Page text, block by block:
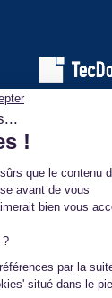
sur ce site
de données
et ne peuvent en
ou diffusées
non
de poursuites.
légales